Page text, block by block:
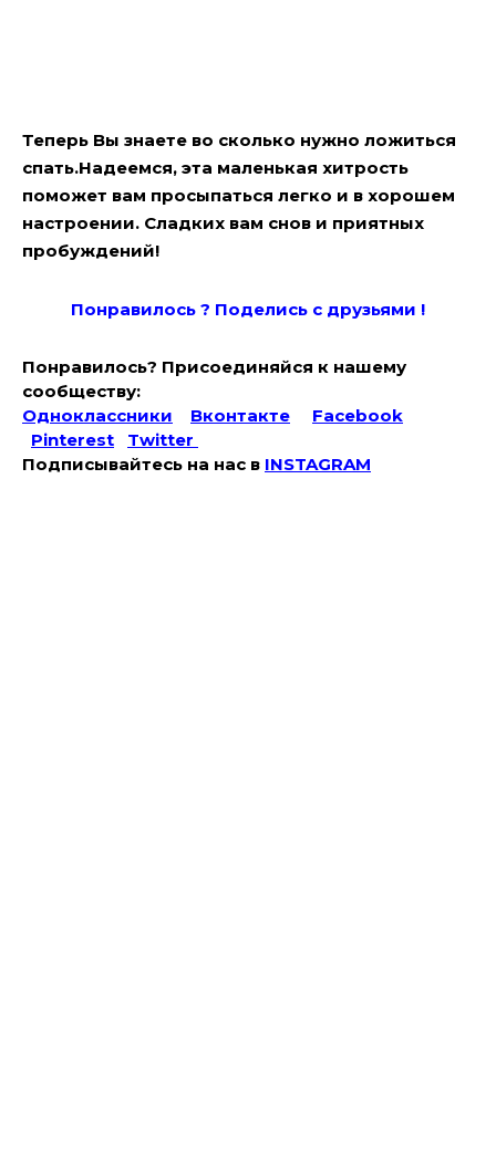
Теперь Вы знаете во сколько нужно ложиться
спать.Надеемся, эта маленькая хитрость
поможет вам просыпаться легко и в хорошем
настроении. Сладких вам снов и приятных
пробуждений!
Понравилось ? Поделись с друзьями !
Понравилось? Присоединяйся к нашему
сообществу:
Одноклассники
Вконтакте
Facebook
Pinterest
Twitter
Подписывайтесь на наc в INSTAGRAM